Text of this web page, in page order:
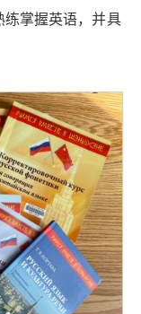
掌握英语，并具